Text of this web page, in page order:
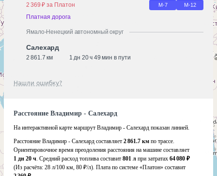
2 369 ₽ за Платон
М-7 М-12
Платная дорога
Ямало-Ненецкий автономный округ
Салехард
2 861.7 км 1 дн 20 ч 49 мин в пути
Нашли ошибку?
Расстояние Владимир - Салехард
На интерактивной карте маршрут Владимир - Салехард показан линией.
Расстояние Владимир - Салехард составляет 2 861.7 км по трассе.
Ориентировочное время преодоления расстояния на машине составляет
1 дн 20 ч. Средний расход топлива составит 801 л при затратах 64 080 ₽
(Из расчёта: 28 л/100 км, 80 ₽/л). Плата по системе «Платон» составит